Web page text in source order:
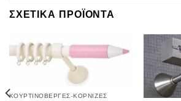
ΣΧΕΤΙΚΑ ΠΡΟΪΟΝΤΑ
ΚΟΥΡΤΙΝΟΒΕΡΓΕΣ-ΚΟΡΝΙΖΕΣ